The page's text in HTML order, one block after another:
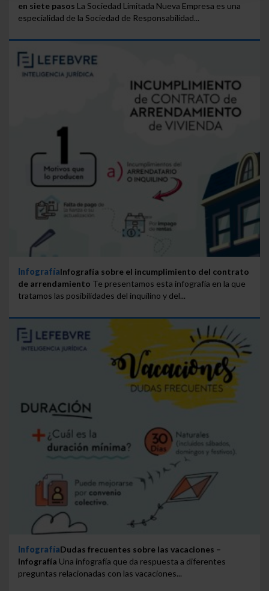
navegador. Si no seleccionas ninguna utilizaremos
Saber más acerca de las cookies
en siete pasos La Sociedad Limitada Nueva Empresa es una
especialidad de la Sociedad de Responsabilidad...
InfografíaInfografía sobre el incumplimiento del contrato
de arrendamiento Te presentamos esta infografía en la que
tratamos las posibilidades del inquilino y del...
InfografíaDudas frecuentes sobre las vacaciones –
Infografía Una infografía que da respuesta a diferentes
preguntas relacionadas con las vacaciones...